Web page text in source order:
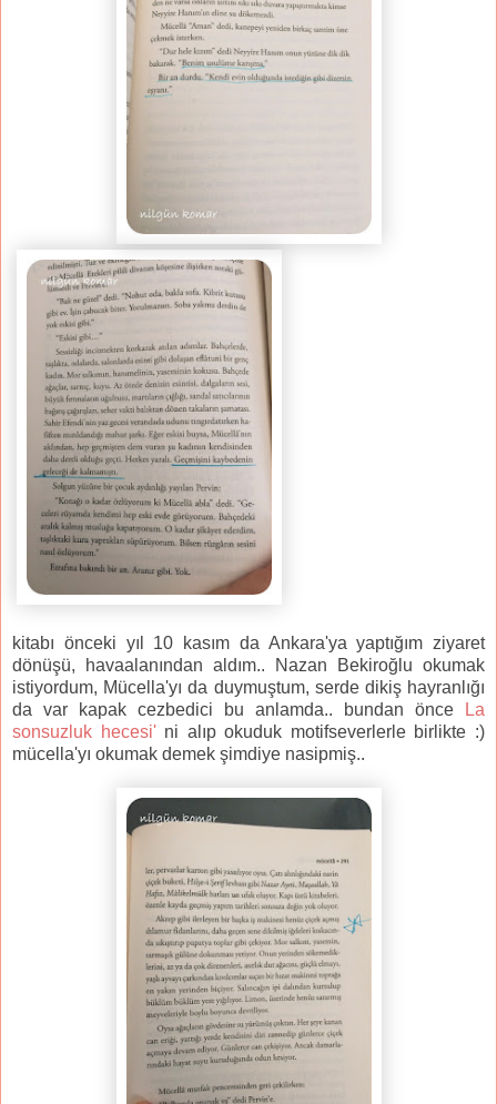
kitabı önceki yıl 10 kasım da Ankara'ya yaptığım ziyaret
dönüşü, havaalanından aldım.. Nazan Bekiroğlu okumak
istiyordum, Mücella'yı da duymuştum, serde dikiş hayranlığı
da var kapak cezbedici bu anlamda.. bundan önce
La
sonsuzluk hecesi' ni alıp okuduk motifseverlerle birlikte :)
mücella'yı okumak demek şimdiye nasipmiş..